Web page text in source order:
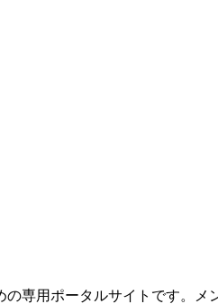
の専用ポータルサイトです。